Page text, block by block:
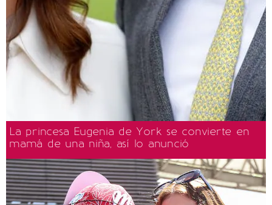
La princesa Eugenia de York se convierte en
mamá de una niña, así lo anunció